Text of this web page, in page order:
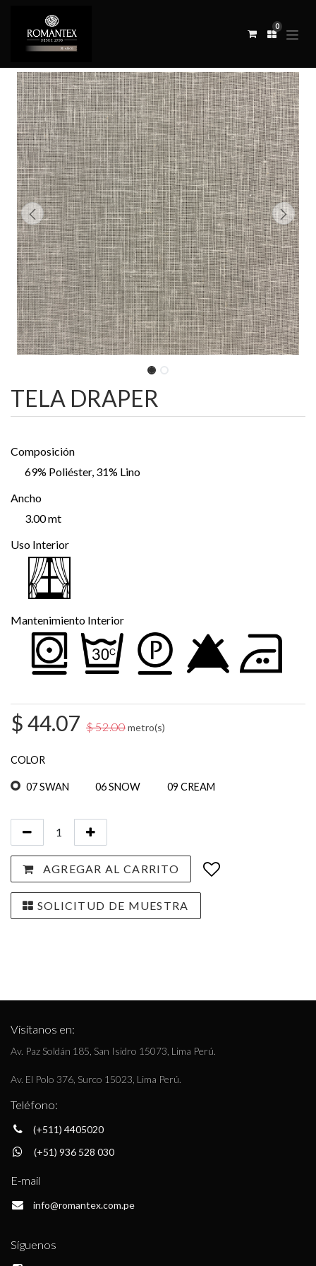
0
TELA DRAPER
Composición
69% Poliéster, 31% Lino
Ancho
3.00 mt
Uso Interior
Mantenimiento Interior
$44.07 $52.00metro(s)
COLOR
07 SWAN 06 SNOW 09 CREAM
AGREGAR AL CARRITO
SOLICITUD DE MUESTRA
Visítanos en:
Av. Paz Soldán 185, San Isidro 15073, Lima Perú.
Av. El Polo 376, Surco 15023, Lima Perú.
Teléfono:
(+511) 4405020
(+51) 936 528 030
E-mail
info@romantex.com.pe
Síguenos